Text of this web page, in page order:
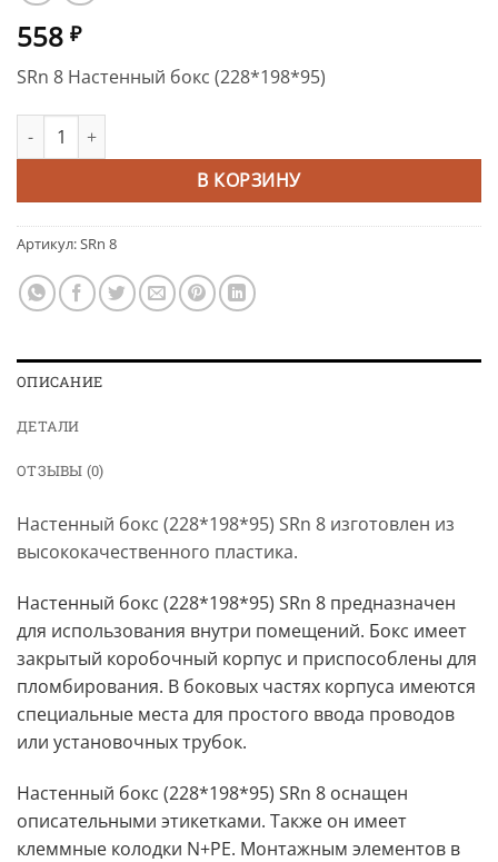
558 ₽
SRn 8 Настенный бокс (228*198*95)
Количество товара Настенный бокс (228*198*95) SRn 8
В КОРЗИНУ
Alternative:
Артикул:SRn 8
ОПИСАНИЕ
ДЕТАЛИ
ОТЗЫВЫ (0)
Настенный бокс (228*198*95) SRn 8 изготовлен из
высококачественного пластика.
Настенный бокс (228*198*95) SRn 8 предназначен
для использования внутри помещений. Бокс имеет
закрытый коробочный корпус и приспособлены для
пломбирования. В боковых частях корпуса имеются
специальные места для простого ввода проводов
или установочных трубок.
Настенный бокс (228*198*95) SRn 8 оснащен
описательными этикетками. Также он имеет
клеммные колодки N+PE. Монтажным элементов в